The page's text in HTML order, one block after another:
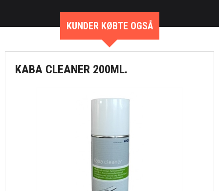
KUNDER KØBTE OGSÅ
KABA CLEANER 200ML.